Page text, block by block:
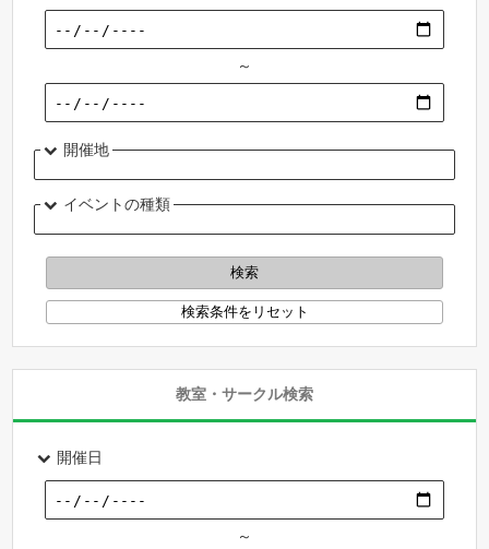
～
開催地
イベントの種類
教室・サークル検索
開催日
～